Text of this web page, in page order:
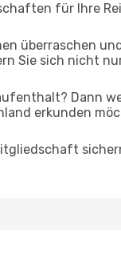
für Ihre
überraschen
Sie sich nicht
Dann
erkunden